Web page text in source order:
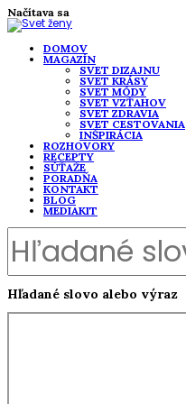
Načítava sa
DOMOV
MAGAZÍN
SVET DIZAJNU
SVET KRÁSY
SVET MÓDY
SVET VZŤAHOV
SVET ZDRAVIA
SVET CESTOVANIA
INŠPIRÁCIA
ROZHOVORY
RECEPTY
SÚŤAŽE
PORADŇA
KONTAKT
BLOG
MEDIAKIT
Hľadané slovo alebo výraz